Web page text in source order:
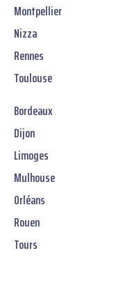
Montpellier
Nizza
Rennes
Toulouse
Bordeaux
Dijon
Limoges
Mulhouse
Orléans
Rouen
Tours